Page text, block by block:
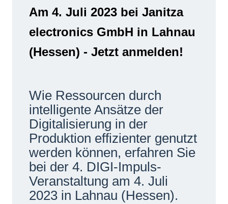
Am 4. Juli 2023 bei Janitza
electronics GmbH in Lahnau
(Hessen) - Jetzt anmelden!
Wie Ressourcen durch
intelligente Ansätze der
Digitalisierung in der
Produktion effizienter genutzt
werden können, erfahren Sie
bei der 4. DIGI-Impuls-
Veranstaltung am 4. Juli
2023 in Lahnau (Hessen).